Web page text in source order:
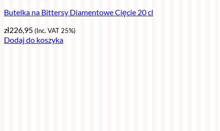
Butelka na Bittersy Diamentowe Cięcie 20 cl
zł226,95(Inc. VAT 25%)
Dodaj do koszyka